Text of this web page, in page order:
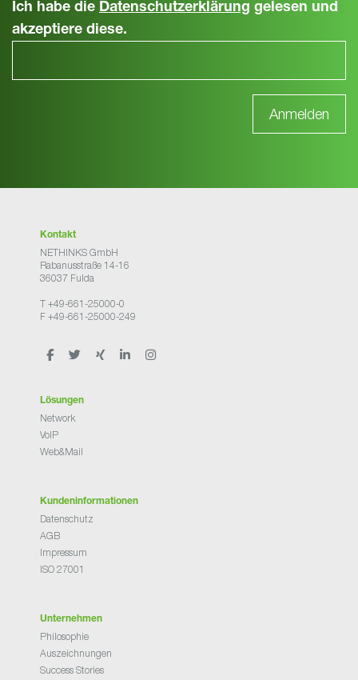
Ich habe die Datenschutzerklärung gelesen und
akzeptiere diese.
Kontakt
NETHINKS GmbH
Rabanusstraße 14-16
36037 Fulda
T +49-661-25000-0
F +49-661-25000-249
Lösungen
Network
VoIP
Web&Mail
Kundeninformationen
Datenschutz
AGB
Impressum
ISO 27001
Unternehmen
Philosophie
Auszeichnungen
Success Stories